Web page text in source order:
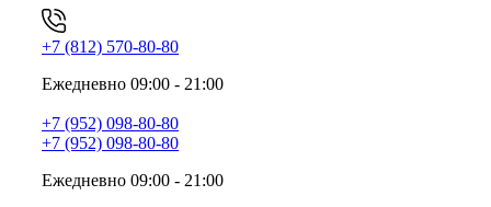
+7 (812) 570-80-80
Ежедневно 09:00 - 21:00
+7 (952) 098-80-80
+7 (952) 098-80-80
Ежедневно 09:00 - 21:00